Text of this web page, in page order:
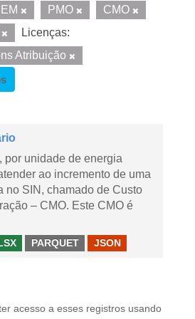
PMO
CMO
Licenças:
Atribuição
por unidade de energia
ao incremento de uma
no SIN, chamado de Custo
– CMO. Este CMO é
PARQUET JSON
acesso a esses registros usando